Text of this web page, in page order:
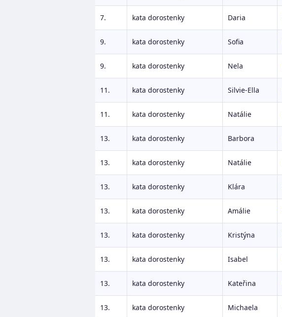
7. kata dorostenky Daria
9. kata dorostenky Sofia
9. kata dorostenky Nela
11. kata dorostenky Silvie-Ella
11. kata dorostenky Natálie
13. kata dorostenky Barbora
13. kata dorostenky Natálie
13. kata dorostenky Klára
13. kata dorostenky Amálie
13. kata dorostenky Kristýna
13. kata dorostenky Isabel
13. kata dorostenky Kateřina
13. kata dorostenky Michaela